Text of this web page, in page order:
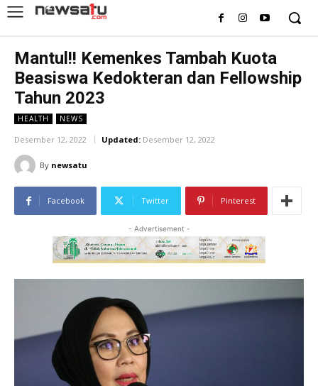
Mantul!! Kemenkes Tambah Kuota
Beasiswa Kedokteran dan Fellowship
Tahun 2023
HEALTH NEWS
Desember 12, 2022 Updated: Desember 12, 2022
By newsatu
Facebook Twitter Pinterest
- Advertisement -